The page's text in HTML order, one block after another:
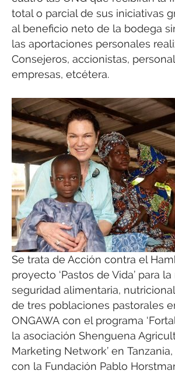
total o parcial de sus iniciativas
al beneficio neto de la bodega
las aportaciones personales
Consejeros, accionistas,
empresas, etcétera.
Se trata de Acción contra el
proyecto ‘Pastos de Vida’ para
seguridad alimentaria,
de tres poblaciones pastorales
ONGAWA con el programa
la asociación Shenguena
Marketing Network’ en
con la Fundación Pablo